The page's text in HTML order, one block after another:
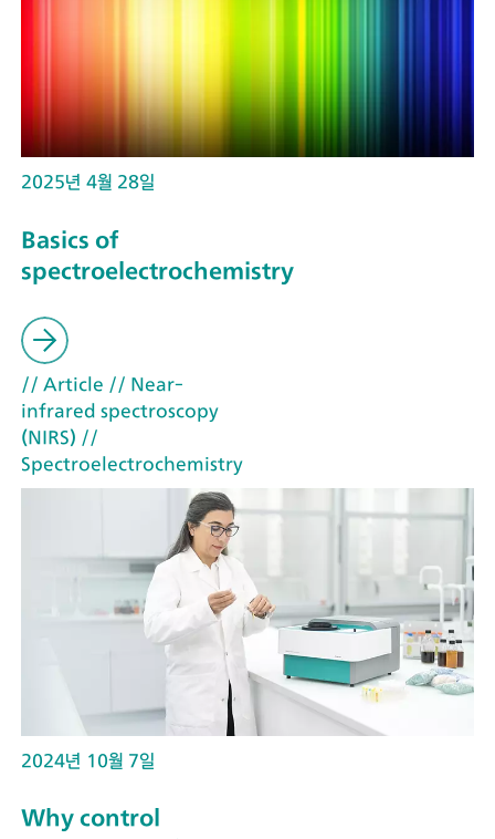
2025년 4월 28일
Basics of
spectroelectrochemistry
// Article // Near-
infrared spectroscopy
(NIRS) //
Spectroelectrochemistry
2024년 10월 7일
Why control